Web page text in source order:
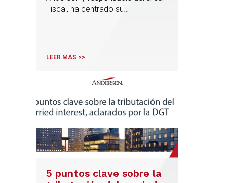
Fiscal, ha centrado su
creación"
LEER MÁS >>
5 puntos clave sobre la